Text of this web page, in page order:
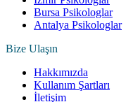
Bursa Psikologlar
Antalya Psikologlar
Bize Ulaşın
Hakkımızda
Kullanım Şartları
İletişim